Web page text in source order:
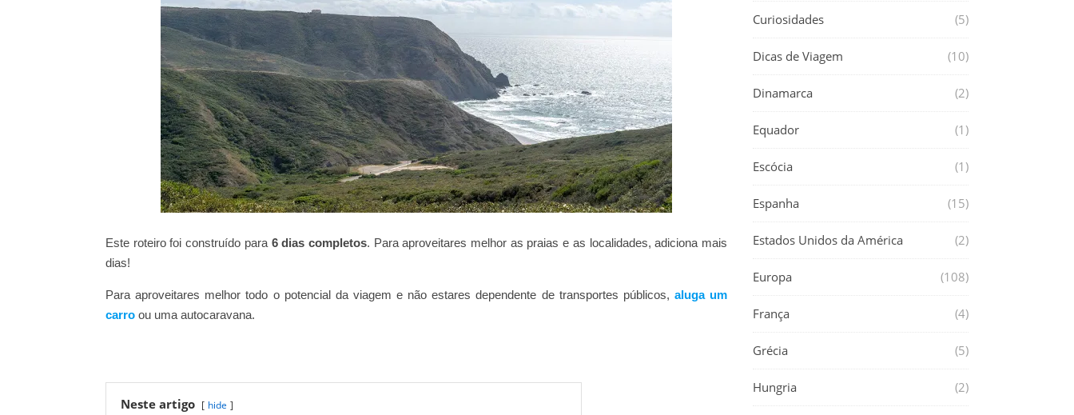
Este roteiro foi construído para 6 dias completos. Para aproveitares melhor as praias e as localidades, adiciona mais
dias!
Para aproveitares melhor todo o potencial da viagem e não estares dependente de transportes públicos, aluga um
carro ou uma autocaravana.
Neste artigo hide
Curiosidades (5)
Dicas de Viagem (10)
Dinamarca (2)
Equador (1)
Escócia (1)
Espanha (15)
Estados Unidos da América (2)
Europa (108)
França (4)
Grécia (5)
Hungria (2)